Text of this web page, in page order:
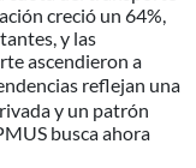
creció un 64%,
y las
ascendieron a
reflejan una
y un patrón
busca ahora